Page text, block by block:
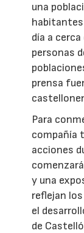
una
día a
personas
prensa
Para
compañía
acciones
y una
reflejan
el
de